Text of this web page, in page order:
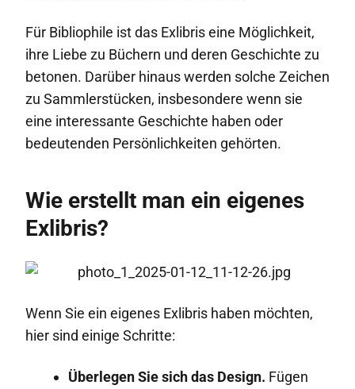
Für Bibliophile ist das Exlibris eine Möglichkeit,
ihre Liebe zu Büchern und deren Geschichte zu
betonen. Darüber hinaus werden solche Zeichen
zu Sammlerstücken, insbesondere wenn sie
eine interessante Geschichte haben oder
bedeutenden Persönlichkeiten gehörten.
Wie erstellt man ein eigenes
Exlibris?
Wenn Sie ein eigenes Exlibris haben möchten,
hier sind einige Schritte:
Überlegen Sie sich das Design. Fügen